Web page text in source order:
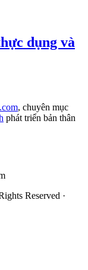
dụng và
, chuyên mục
phát triển bản thân
Reserved ·